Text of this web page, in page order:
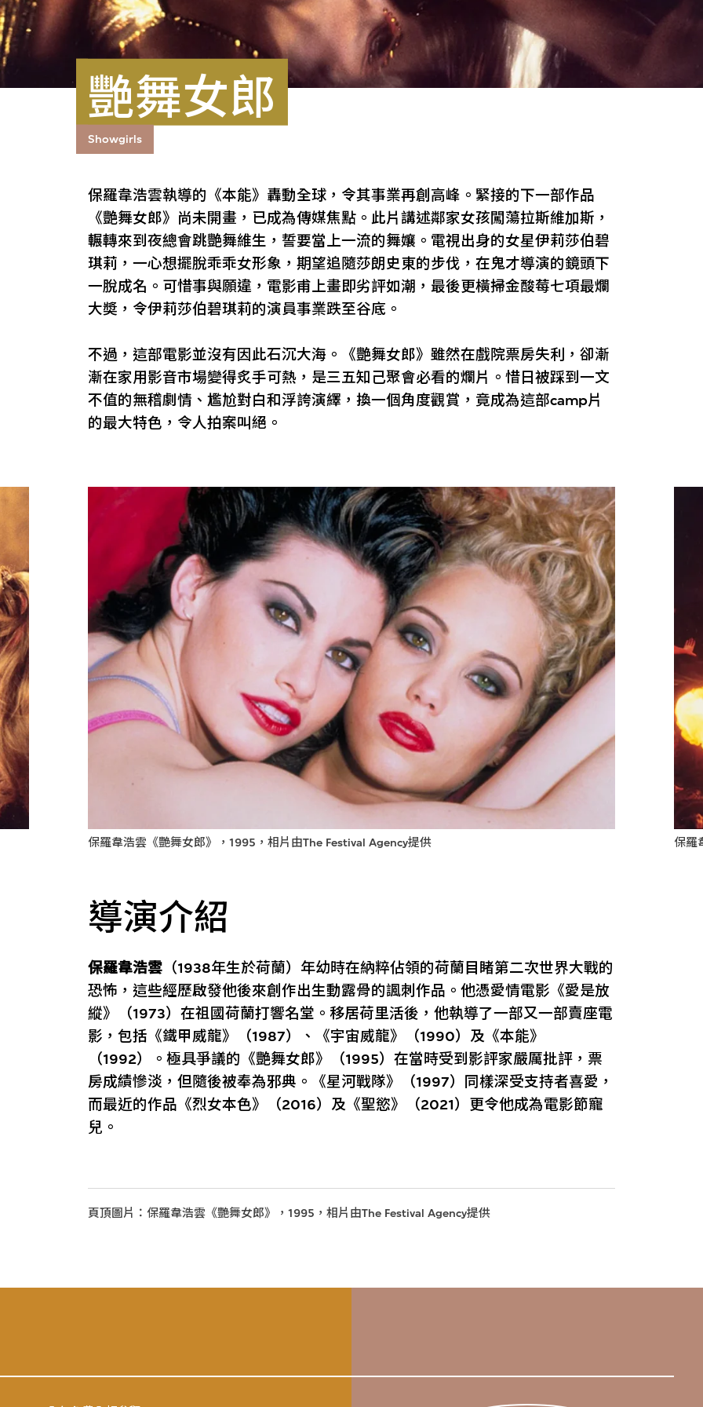
艷舞女郎
Showgirls
保羅韋浩雲執導的《本能》轟動全球，令其事業再創高峰。緊接的下一部作品
《艷舞女郎》尚未開畫，已成為傳媒焦點。此片講述鄰家女孩闖蕩拉斯維加斯，
輾轉來到夜總會跳艷舞維生，誓要當上一流的舞孃。電視出身的女星伊莉莎伯碧
琪莉，一心想擺脫乖乖女形象，期望追隨莎朗史東的步伐，在鬼才導演的鏡頭下
一脫成名。可惜事與願違，電影甫上畫即劣評如潮，最後更橫掃金酸莓七項最爛
大奬，令伊莉莎伯碧琪莉的演員事業跌至谷底。
不過，這部電影並沒有因此石沉大海。《艷舞女郎》雖然在戲院票房失利，卻漸
漸在家用影音市場變得炙手可熱，是三五知己聚會必看的爛片。惜日被踩到一文
不值的無稽劇情、尷尬對白和浮誇演繹，換一個角度觀賞，竟成為這部camp片
的最大特色，令人拍案叫絕。
保羅韋浩雲《艷舞女郎》，1995，相片由The Festival Agency提供 保羅
導演介紹
保羅韋浩雲 （1938年生於荷蘭）年幼時在納粹佔領的荷蘭目睹第二次世界大戰的
恐怖，這些經歷啟發他後來創作出生動露骨的諷刺作品。他憑愛情電影《愛是放
縱》（1973）在祖國荷蘭打響名堂。移居荷里活後，他執導了一部又一部賣座電
影，包括《鐵甲威龍》（1987）、《宇宙威龍》（1990）及《本能》
（1992）。極具爭議的《艷舞女郎》（1995）在當時受到影評家嚴厲批評，票
房成績慘淡，但隨後被奉為邪典。《星河戰隊》（1997）同樣深受支持者喜愛，
而最近的作品《烈女本色》（2016）及《聖慾》（2021）更令他成為電影節寵
兒。
頁頂圖片：保羅韋浩雲《艷舞女郎》，1995，相片由The Festival Agency提供